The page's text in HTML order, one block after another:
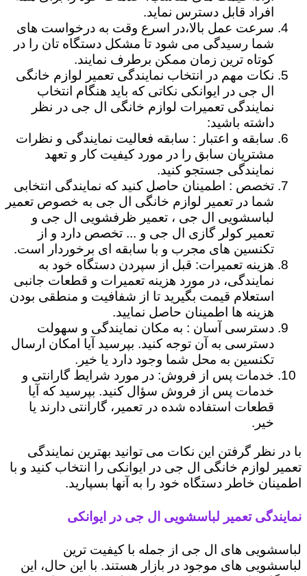
افراد قابل دسترس نماید.
سرعت عمل بالا،در اسرع وقت به درخواست های
شما رسیدگی می شود تا مشکل دستگاه تان را در
کوتاه ترین زمان ممکن برطرف نمایند.
نکات مهم در انتخاب نمایندگی تعمیر لوازم خانگی
ال جی در ایوانکی نکاتی که باید هنگام انتخاب
نمایندگی تعمیرات لوازم خانگی ال جی در نظر
داشته باشید:
سابقه و اعتبار : سابقه فعالیت نمایندگی و نظرات
مشتریان سابق را در مورد کیفیت کار و تعهد
نمایندگی جستجو کنید.
تخصص : اطمینان حاصل کنید که نمایندگی انتخابی
شما در تعمیر لوازم خانگی ال جی به خصوص تعمیر
لباسشویی ال جی ، تعمیر ظرفشویی ال جی و
تعمیر کولر گازی ال جی و ... تخصص دارد و از
تکنسین های مجرب و با سابقه ای برخوردار است.
هزینه تعمیرات: قبل از سپردن دستگاه خود به
نمایندگی، در مورد هزینه تعمیرات و قطعات جانبی
استعلام قیمت بگیرید تا از شفافیت و منطقی بودن
هزینه ها اطمینان حاصل نمایید.
دسترسی آسان : به مکان نمایندگی و سهولت
دسترسی به آن توجه کنید. بپرسید آیا امکان ارسال
تکنسین به محل شما وجود دارد یا خیر.
خدمات پس از فروش: در مورد شرایط گارانتی و
خدمات پس از فروش سؤال کنید. بپرسید که آیا
قطعات استفاده شده در تعمیر، گارانتی دارند یا
خیر.
با در نظر گرفتن این نکات می توانید بهترین نمایندگی
تعمیر لوازم خانگی ال جی در ایوانکی را انتخاب کنید و با
اطمینان خاطر دستگاه خود را به آنها بسپارید.
نمایندگی تعمیر لباسشویی ال جی در ایوانکی
لباسشویی های ال جی از جمله با کیفیت ترین
لباسشویی های موجود در بازار هستند. با این حال، این